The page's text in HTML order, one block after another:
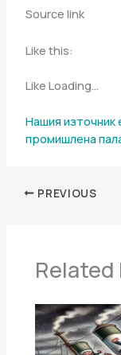
Source link
Like this:
Like Loading…
Нашия източник
промишлена
PREVIOUS